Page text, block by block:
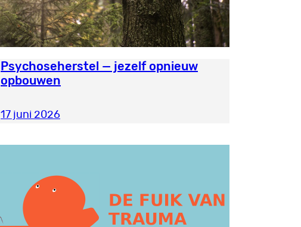
Psychoseherstel — jezelf opnieuw
opbouwen
17 juni 2026